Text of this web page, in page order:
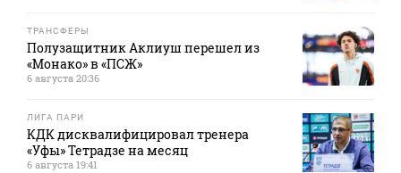
ТРАНСФЕРЫ
Полузащитник Аклиуш перешел из
«Монако» в «ПСЖ»
6 августа 20:36
ЛИГА ПАРИ
КДК дисквалифицировал тренера
«Уфы» Тетрадзе на месяц
6 августа 19:41